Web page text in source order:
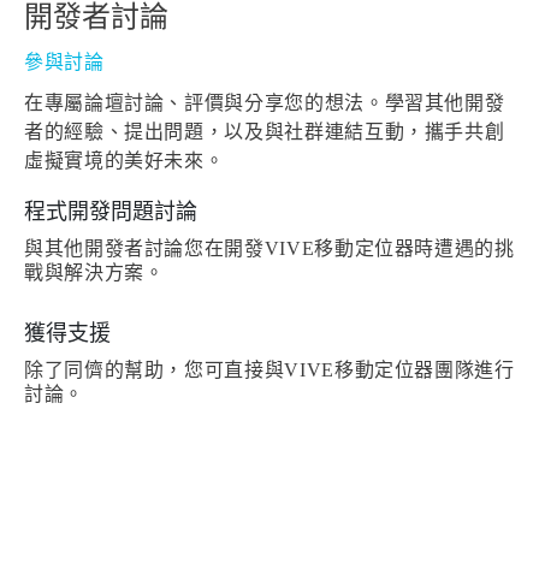
開發者討論
參與討論
在專屬論壇討論、評價與分享您的想法。學習其他開發
者的經驗、提出問題，以及與社群連結互動，攜手共創
虛擬實境的美好未來。
程式開發問題討論
與其他開發者討論您在開發VIVE移動定位器時遭遇的挑
戰與解決方案。
獲得支援
除了同儕的幫助，您可直接與VIVE移動定位器團隊進行
討論。